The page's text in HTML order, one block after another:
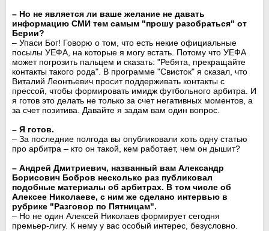
– Но не является ли ваше желание не давать
информацию СМИ тем самым "прошу разобраться" от
Берии?
– Упаси Бог! Говорю о том, что есть некие официальные
посылы УЕФА, на которые я могу встать. Потому что УЕФА
может погрозить пальцем и сказать: "Ребята, прекращайте
контакты такого рода". В программе "Свисток" я сказал, что
Виталий Леонтьевич просит поддерживать контакты с
прессой, чтобы формировать имидж футбольного арбитра. И
я готов это делать не только за счет негативных моментов, а
за счет позитива. Давайте я задам вам один вопрос.
– Я готов.
– За последние полгода вы опубликовали хоть одну статью
про арбитра – кто он такой, кем работает, чем он дышит?
– Андрей Дмитриевич, названный вам Александр
Борисович Бобров несколько раз публиковал
подобные материалы об арбитрах. В том числе об
Алексее Николаеве, с ним же сделано интервью в
рубрике "Разговор по Пятницам".
– Но не один Алексей Николаев формирует сегодня
премьер-лигу. К нему у вас особый интерес, безусловно.